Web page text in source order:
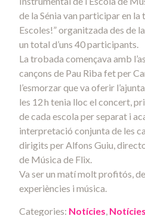
de la Sénia van participar en la
Escoles!” organitzada des de
un total d’uns 40 participants.
La trobada començava amb
cançons de Pau Riba fet per
l’esmorzar que va oferir
les 12 h tenia lloc el concert,
de cada escola per separat i
interpretació conjunta de les
dirigits per Alfons Guiu,
de Música de Flix.
Va ser un matí molt profitós,
experiències i música.
Categories: Notícies,